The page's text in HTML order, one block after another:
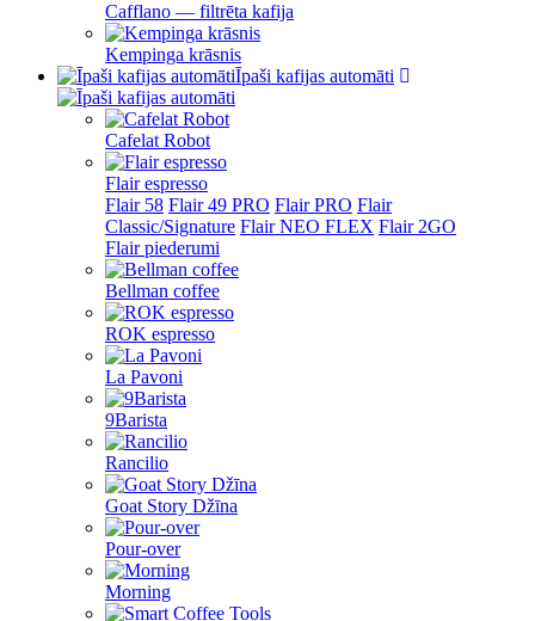
Cafflano — filtrēta kafija
Kempinga krāsnis
Īpaši kafijas automāti
Cafelat Robot
Flair espresso
Flair 58 Flair 49 PRO Flair PRO Flair
Classic/Signature Flair NEO FLEX Flair 2GO
Flair piederumi
Bellman coffee
ROK espresso
La Pavoni
9Barista
Rancilio
Goat Story Džīna
Pour-over
Morning